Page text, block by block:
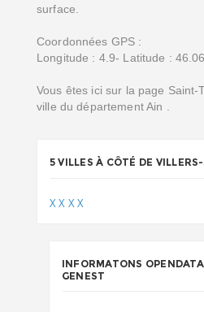
surface.
Coordonnées GPS :
Longitude : 4.9- Latitude :
Vous êtes ici sur la page Saint-
ville du département Ain .
5 VILLES À CÔTÉ DE
XX XX
INFORMATONS
GENEST